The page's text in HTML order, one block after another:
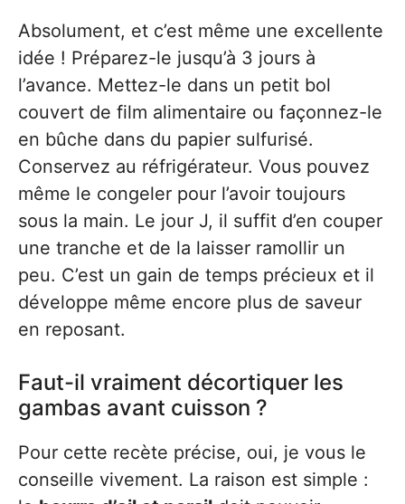
Absolument, et c’est même une excellente
idée ! Préparez-le jusqu’à 3 jours à
l’avance. Mettez-le dans un petit bol
couvert de film alimentaire ou façonnez-le
en bûche dans du papier sulfurisé.
Conservez au réfrigérateur. Vous pouvez
même le congeler pour l’avoir toujours
sous la main. Le jour J, il suffit d’en couper
une tranche et de la laisser ramollir un
peu. C’est un gain de temps précieux et il
développe même encore plus de saveur
en reposant.
Faut-il vraiment décortiquer les
gambas avant cuisson ?
Pour cette recète précise, oui, je vous le
conseille vivement. La raison est simple :